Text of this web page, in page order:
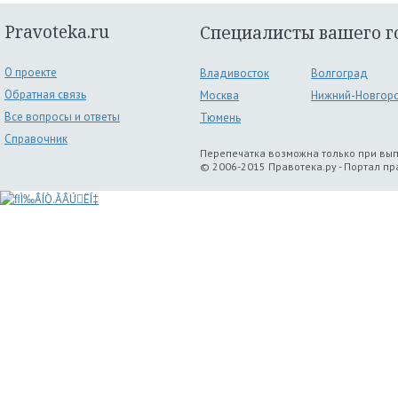
Pravoteka.ru
О проекте
Обратная связь
Все вопросы и ответы
Справочник
Специалисты вашего
Владивосток
Волгоград
Москва
Нижний-
Тюмень
Перепечатка возможна только при
© 2006-2015 Правотека.ру - Портал